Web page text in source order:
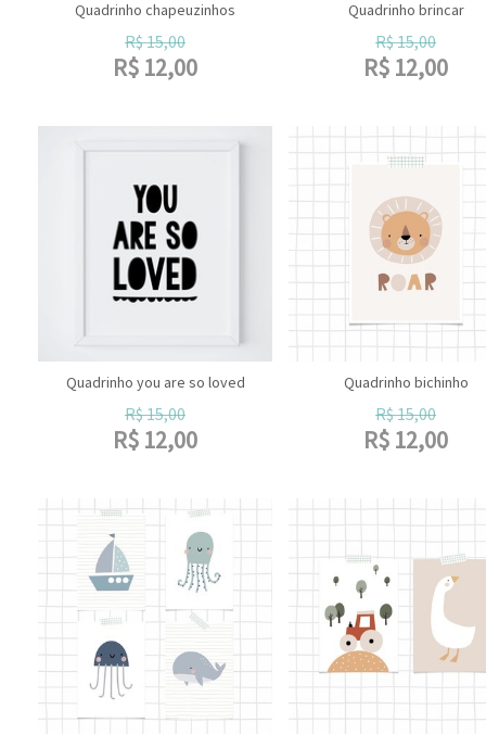
Quadrinho chapeuzinhos
R$15,00
R$ 12,00
Quadrinho brincar
R$15,00
R$ 12,00
Quadrinho you are so loved
R$15,00
R$ 12,00
Quadrinho bichinho
R$15,00
R$ 12,00